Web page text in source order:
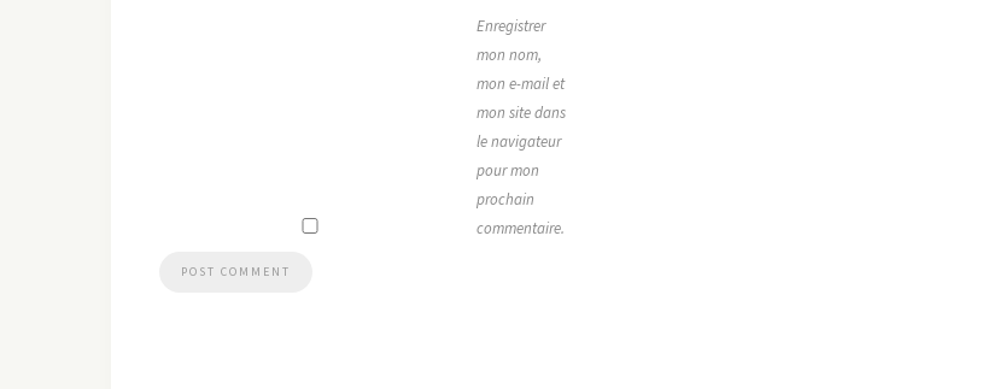
Enregistrer
mon nom,
mon e-mail et
mon site dans
le navigateur
pour mon
prochain
commentaire.